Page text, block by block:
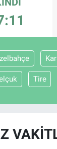
Tire